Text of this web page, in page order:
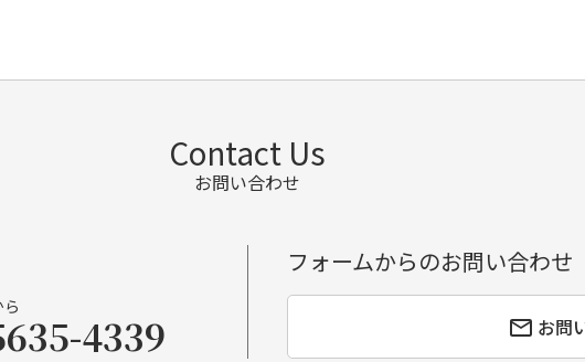
Contact Us
お問い合わせ
4339
フォームからのお問い合わせ
お問